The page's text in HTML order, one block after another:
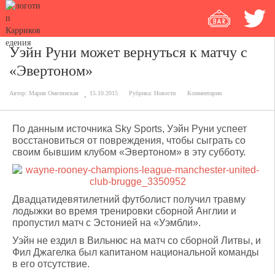
Уэйн Руни может вернуться к матчу с
«Эвертоном»
Автор: Мария Омелянская 15.10.2015 Рубрика: Новости Комментарии
По данным источника Sky Sports, Уэйн Руни успеет
восстановиться от повреждения, чтобы сыграть со
своим бывшим клубом «Эвертоном» в эту субботу.
Двадцатидевятилетний футболист получил травму
лодыжки во время тренировки сборной Англии и
пропустил матч с Эстонией на «Уэмбли».
Уэйн не ездил в Вильнюс на матч со сборной Литвы, и
Фил Джагелка был капитаном национальной команды
в его отсутствие.